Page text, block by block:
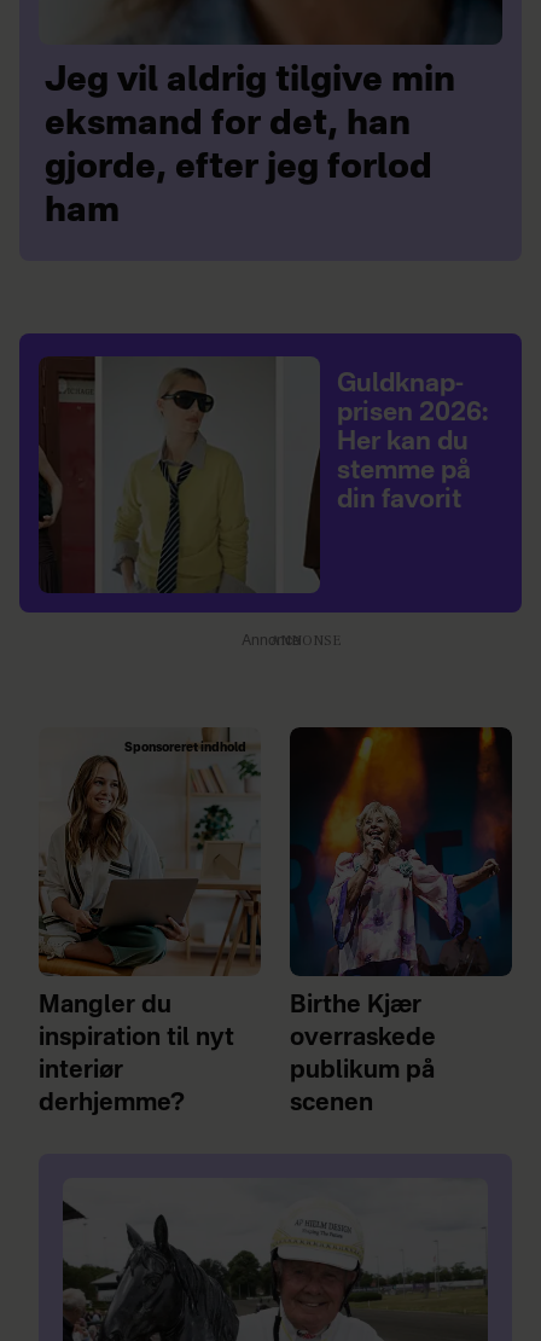
Jeg vil aldrig tilgive min
eksmand for det, han
gjorde, efter jeg forlod
ham
Guldknap-
prisen 2026:
Her kan du
stemme på
din favorit
Annonce
Sponsoreret indhold
Mangler du
inspiration til nyt
interiør
derhjemme?
Birthe Kjær
overraskede
publikum på
scenen